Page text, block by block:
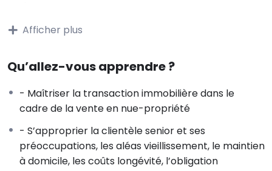
-Pourquoi toutes ces informations sur les seniors ?
-Perte d’autonomie et obligation alimentaire
2- LE MARCHÉ DE LA NUE-PROPRIÉTÉ/VIAGER
-Répartition de la population française, la population
senior, statistiques, les centenaires
-Nombre de retraités pensionnés CNAV
-Schéma synthèse marché du viager/NP
-La croissance de ce marché
-Quid des sociologues
Afficher plus
Qu’allez-vous apprendre ?
- Maîtriser la transaction immobilière dans le
cadre de la vente en nue-propriété
- S’approprier la clientèle senior et ses
préoccupations, les aléas vieillissement, le maintien
à domicile, les coûts longévité, l’obligation